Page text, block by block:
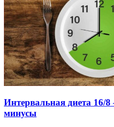
Интервальная диета
минусы